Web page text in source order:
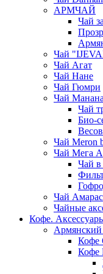
АРМЧАЙ
Чай
Чай
Чай Агат
Чай Нане
Чай Гюмри
Чай Манана
Чай
Био-
Чай Meron
Чай Мега
Чай в
Чай Амарас
Чайные
Кофе.
Армянский
Кофе
Кофе